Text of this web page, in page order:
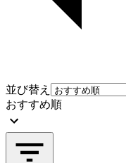
並び替え
おすすめ順